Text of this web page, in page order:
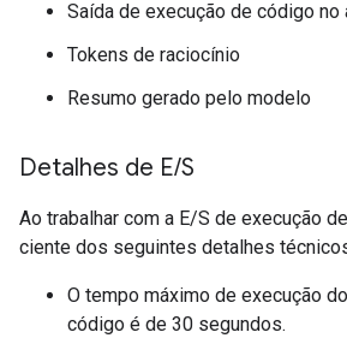
Saída de execução de código
Tokens de raciocínio
Resumo gerado pelo modelo
Detalhes de E/S
Ao trabalhar com a E/S de execução
ciente dos seguintes detalhes
O tempo máximo de execução
código é de 30 segundos.